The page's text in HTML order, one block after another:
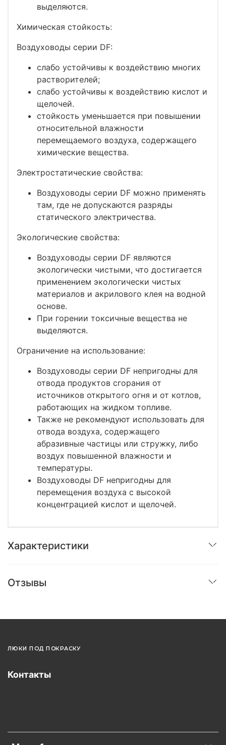
выделяются.
Химическая стойкость:
Воздуховоды серии DF:
слабо устойчивы к воздействию многих
растворителей;
слабо устойчивы к воздействию кислот и
щелочей.
стойкость уменьшается при повышении
относительной влажности
перемещаемого воздуха, содержащего
химические вещества.
Электростатические свойства:
Воздуховоды серии DF можно применять
там, где не допускаются разряды
статического электричества.
Экологические свойства:
Воздуховоды серии DF являются
экологически чистыми, что достигается
применением экологически чистых
материалов и акрилового клея на водной
основе.
При горении токсичные вещества не
выделяются.
Ограничение на использование:
Воздуховоды серии DF непригодны для
отвода продуктов сгорания от
источников открытого огня и от котлов,
работающих на жидком топливе.
Также не рекомендуют использовать для
отвода воздуха, содержащего
абразивные частицы или стружку, либо
воздух повышенной влажности и
температуры.
Воздуховоды DF непригодны для
перемещения воздуха с высокой
концентрацией кислот и щелочей.
Характеристики
Отзывы
ЛЮКИ ПОД ПОКРАСКУ
Контакты